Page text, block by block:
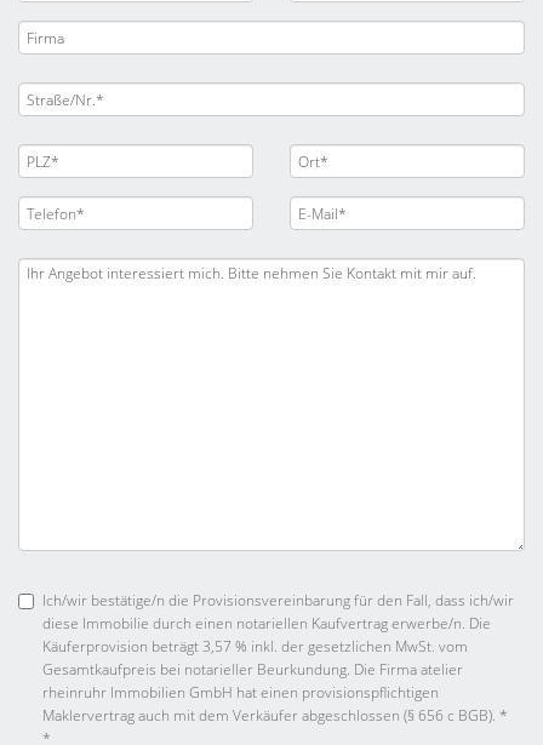
Ich/wir bestätige/n die Provisionsvereinbarung für den Fall, dass ich/wir
diese Immobilie durch einen notariellen Kaufvertrag erwerbe/n. Die
Käuferprovision beträgt 3,57 % inkl. der gesetzlichen MwSt. vom
Gesamtkaufpreis bei notarieller Beurkundung. Die Firma atelier
rheinruhr Immobilien GmbH hat einen provisionspflichtigen
Maklervertrag auch mit dem Verkäufer abgeschlossen (§ 656 c BGB). *
*